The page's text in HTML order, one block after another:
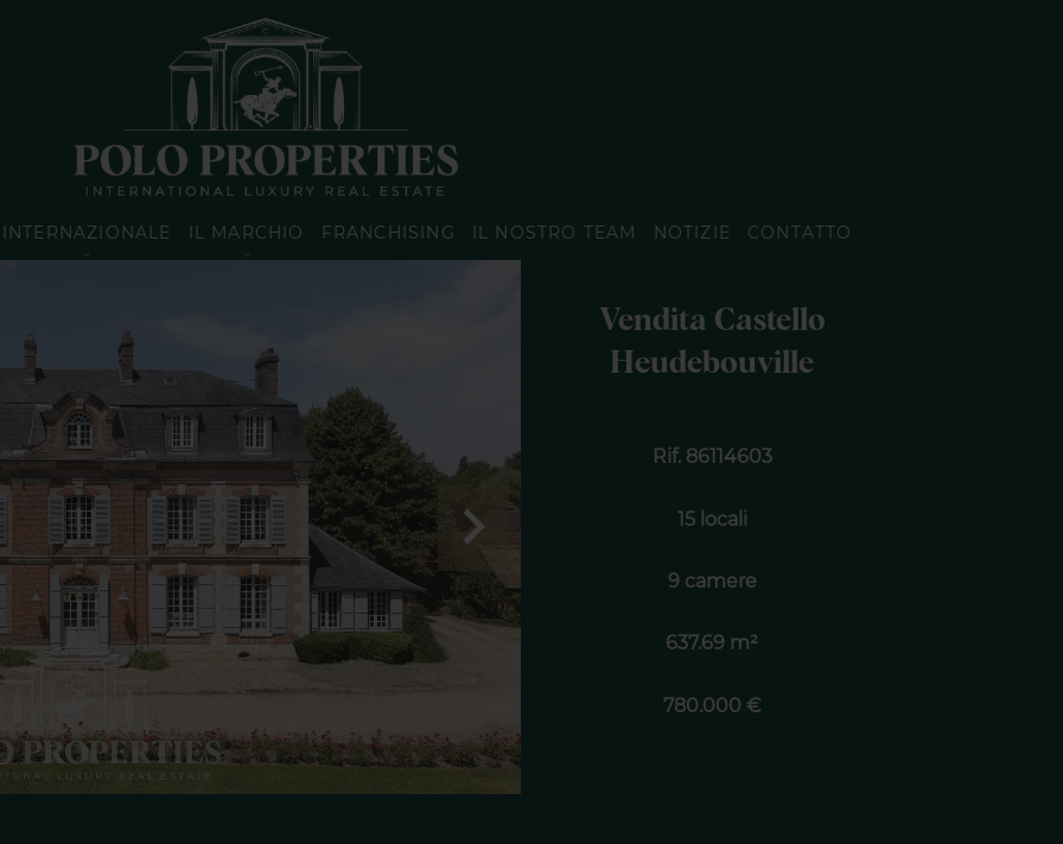
INTERNAZIONALE IL MARCHIO FRANCHISING IL NOSTRO TEAM NOTIZIE CONTATTO
Vendita Castello
Heudebouville
Rif. 86114603
15 locali
9 camere
637.69 m²
780.000 €